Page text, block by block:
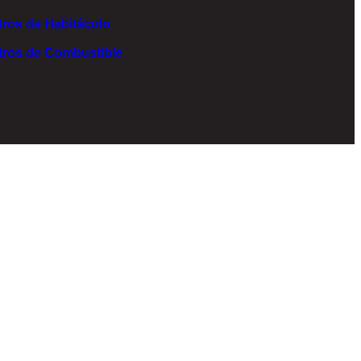
de Habitáculo
de Combustible